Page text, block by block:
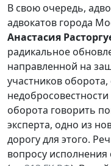
В свою очередь,
адвокатов города
Анастасия
радикальное
направленной на
участников
оборота говорить
эксперта, одно из
дорогу для этого.
вопросу